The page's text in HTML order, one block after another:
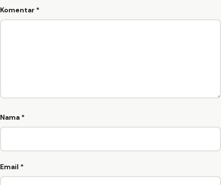
Komentar *
Nama *
Email *